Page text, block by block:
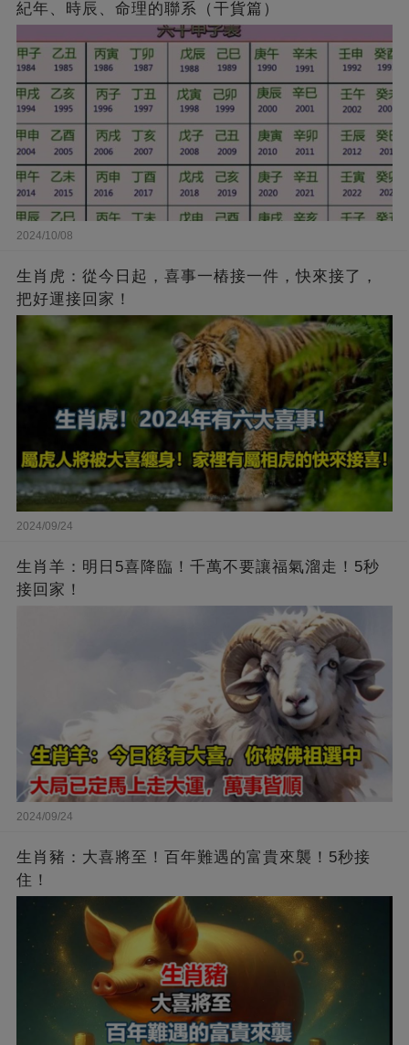
紀年、時辰、命理的聯系（干貨篇）
2024/10/08
生肖虎：從今日起，喜事一樁接一件，快來接了，
把好運接回家！
2024/09/24
生肖羊：明日5喜降臨！千萬不要讓福氣溜走！5秒
接回家！
2024/09/24
生肖豬：大喜將至！百年難遇的富貴來襲！5秒接
住！